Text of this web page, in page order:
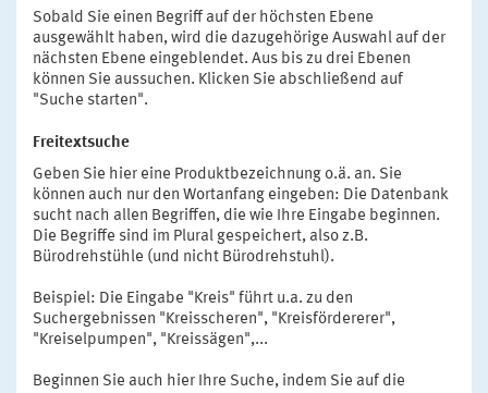
Sobald Sie einen Begriff auf der höchsten Ebene
ausgewählt haben, wird die dazugehörige Auswahl auf der
nächsten Ebene eingeblendet. Aus bis zu drei Ebenen
können Sie aussuchen. Klicken Sie abschließend auf
"Suche starten".
Freitextsuche
Geben Sie hier eine Produktbezeichnung o.ä. an. Sie
können auch nur den Wortanfang eingeben: Die Datenbank
sucht nach allen Begriffen, die wie Ihre Eingabe beginnen.
Die Begriffe sind im Plural gespeichert, also z.B.
Bürodrehstühle (und nicht Bürodrehstuhl).
Beispiel: Die Eingabe "Kreis" führt u.a. zu den
Suchergebnissen "Kreisscheren", "Kreisfördererer",
"Kreiselpumpen", "Kreissägen",...
Beginnen Sie auch hier Ihre Suche, indem Sie auf die